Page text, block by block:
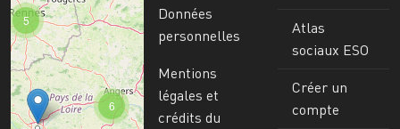
6
5
Données
personnelles
Mentions
légales et
crédits du
Atlas
sociaux ESO
Créer un
compte